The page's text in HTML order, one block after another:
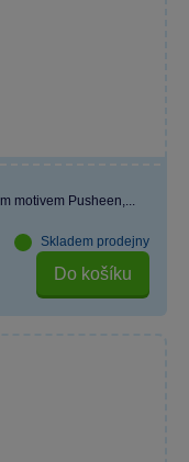
motivem Pusheen,...
Skladem prodejny
Do košíku